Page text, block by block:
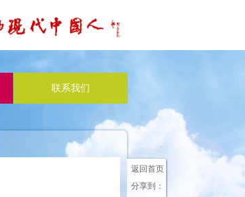
联系我们
返回首页
分享到：